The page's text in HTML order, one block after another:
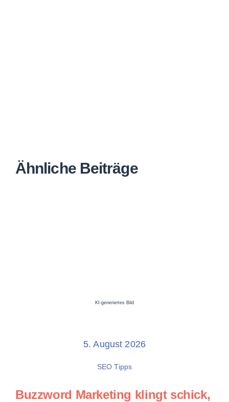
Ähnliche Beiträge
KI-generiertes Bild
5. August 2026
SEO Tipps
Buzzword Marketing klingt schick,